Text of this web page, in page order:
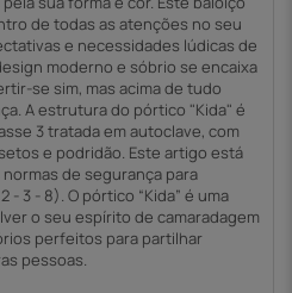
de todas as atenções no seu
e necessidades lúdicas de
moderno e sóbrio se encaixa
se sim, mas acima de tudo
A estrutura do pórtico "Kida" é
3 tratada em autoclave, com
e podridão. Este artigo está
de segurança para
- 3 - 8). O pórtico “Kida” é uma
o seu espírito de camaradagem
perfeitos para partilhar
pessoas.